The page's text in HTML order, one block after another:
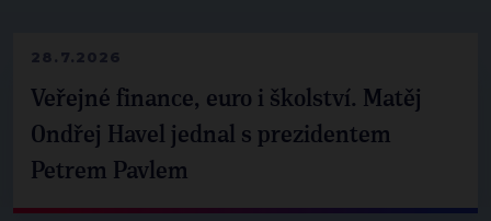
28.7.2026
Veřejné finance, euro i školství. Matěj
Ondřej Havel jednal s prezidentem
Petrem Pavlem